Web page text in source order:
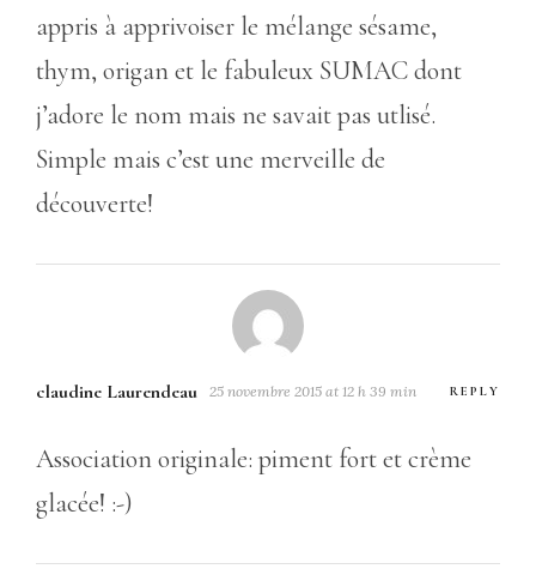
appris à apprivoiser le mélange sésame,
thym, origan et le fabuleux SUMAC dont
j’adore le nom mais ne savait pas utlisé.
Simple mais c’est une merveille de
découverte!
claudine Laurendeau 25 novembre 2015 at 12 h 39 min REPLY
Association originale: piment fort et crème
glacée! :-)